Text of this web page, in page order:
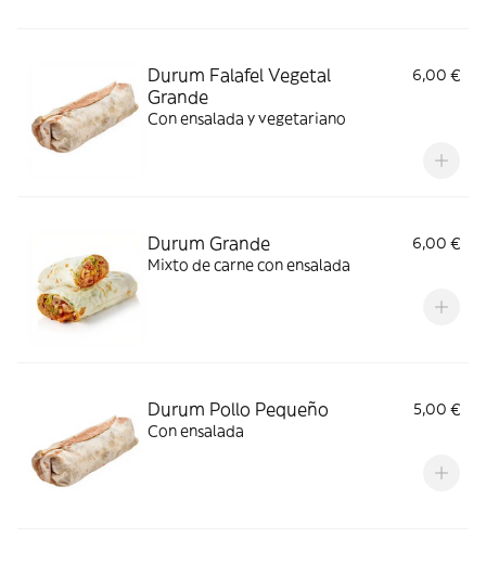
Durum Falafel Vegetal
Grande
6,00 €
Con ensalada y vegetariano
Durum Grande
6,00 €
Mixto de carne con ensalada
Durum Pollo Pequeño
5,00 €
Con ensalada